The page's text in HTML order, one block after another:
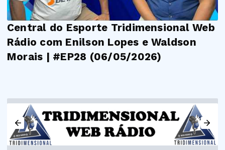
Central do Esporte Tridimensional Web
Rádio com Enilson Lopes e Waldson
Morais | #EP28 (06/05/2026)